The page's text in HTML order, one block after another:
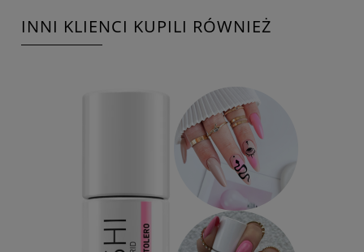
INNI KLIENCI KUPILI RÓWNIEŻ